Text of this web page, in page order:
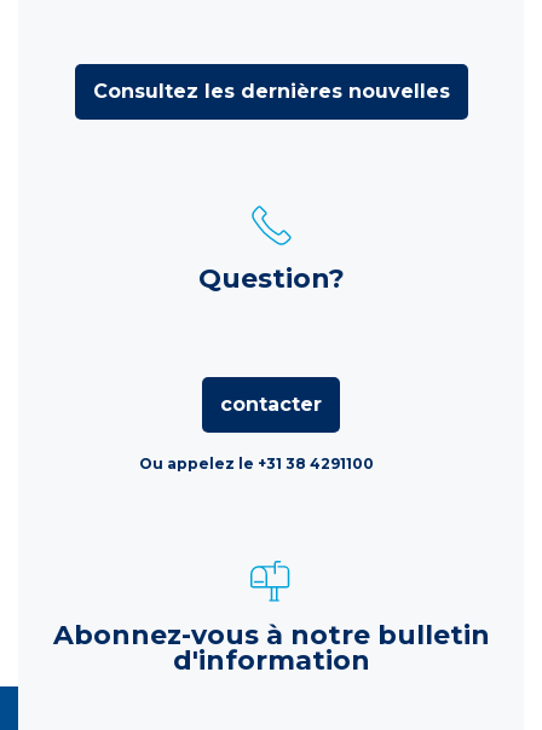
Consultez les dernières nouvelles
Question?
contacter
Ou appelez le +31 38 4291100
Abonnez-vous à notre bulletin
d'information